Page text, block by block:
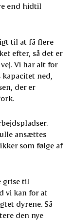
end hidtil
til at få flere
efter, så det er
Vi har alt for
ned,
der er
ansættes
som følge af
grise til
vi kan for at
dyrene. Så
den nye